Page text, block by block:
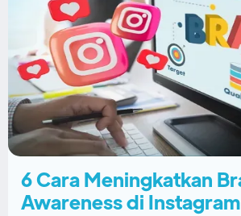
6 Cara Meningkatkan
Awareness di Instagram